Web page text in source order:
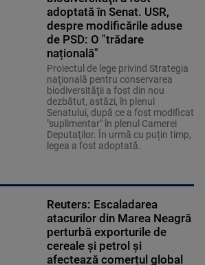
adoptată în Senat. USR,
despre modificările aduse
de PSD: O "trădare
națională"
Proiectul de lege privind Strategia
naţională pentru conservarea
biodiversităţii a fost din nou
dezbătut, astăzi, în plenul
Senatului, după ce a fost modificat
"suplimentar" în plenul Camerei
Deputaţilor. În urmă cu puțin timp,
legea a fost adoptată.
Reuters: Escaladarea
atacurilor din Marea Neagră
perturbă exporturile de
cereale și petrol și
afectează comerțul global